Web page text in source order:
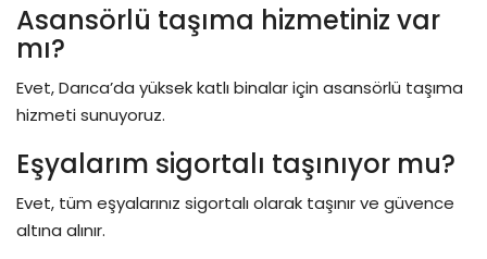
Asansörlü taşıma hizmetiniz var
mı?
Evet, Darıca’da yüksek katlı binalar için asansörlü taşıma
hizmeti sunuyoruz.
Eşyalarım sigortalı taşınıyor mu?
Evet, tüm eşyalarınız sigortalı olarak taşınır ve güvence
altına alınır.